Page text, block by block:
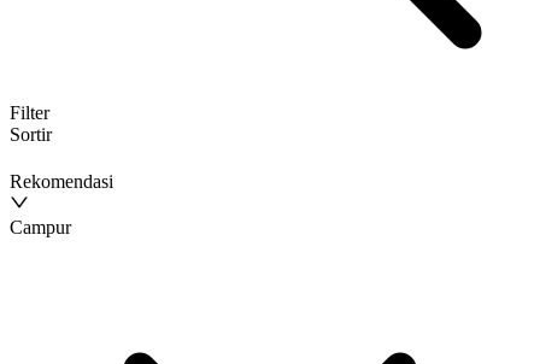
Filter
Sortir
Rekomendasi
Campur